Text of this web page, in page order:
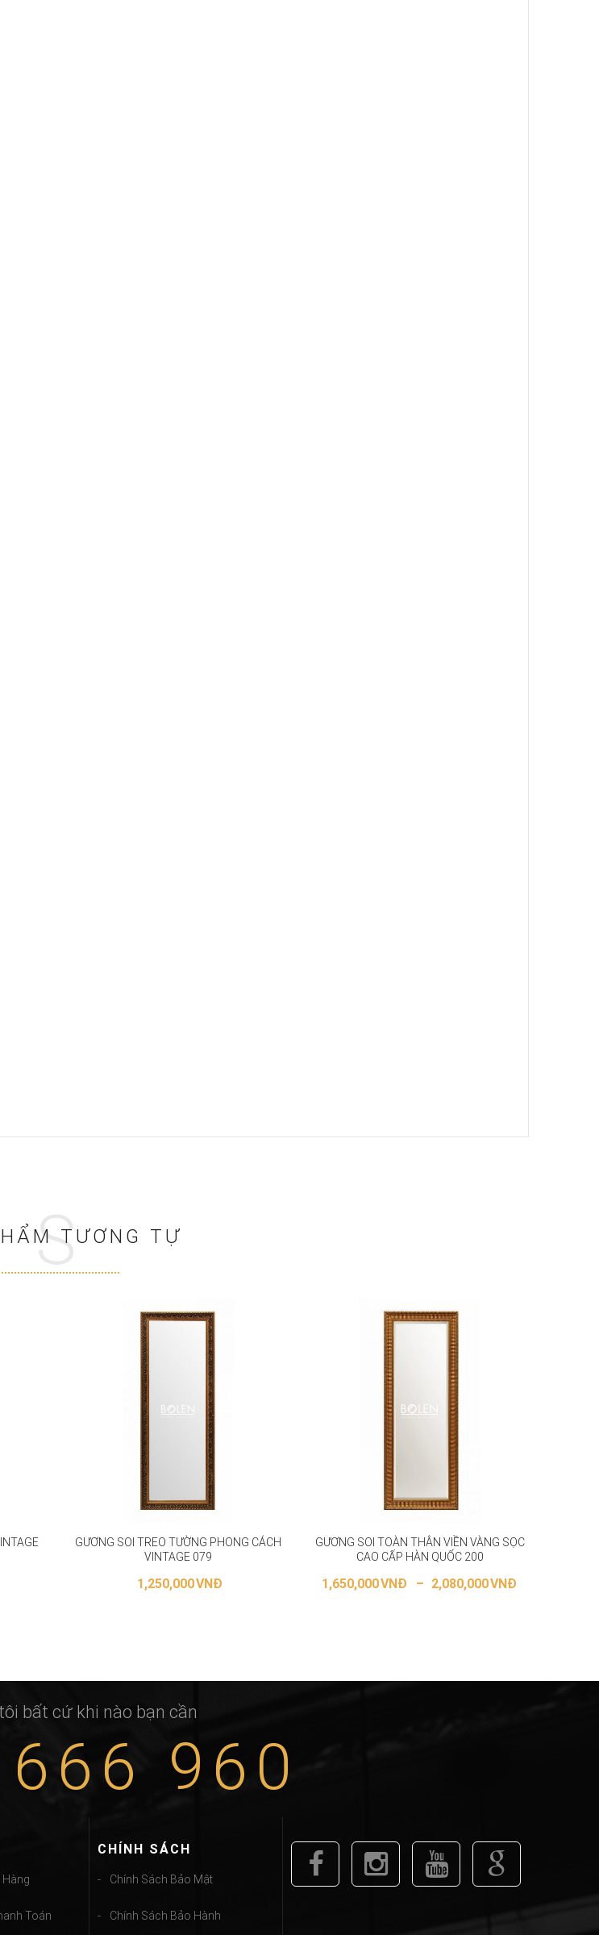
TƯƠNG TỰ
S
GƯƠNG SOI TREO TƯỜNG PHONG CÁCH
VINTAGE 079
1,250,000VNĐ
GƯƠNG SOI TOÀN THÂN VIỀN VÀNG SỌC
CAO CẤP HÀN QUỐC 200
1,650,000VNĐ – 2,080,000VNĐ
bất cứ khi nào bạn cần
960
Toán
CHÍNH SÁCH
Chính Sách Bảo Mật
Chính Sách Bảo Hành